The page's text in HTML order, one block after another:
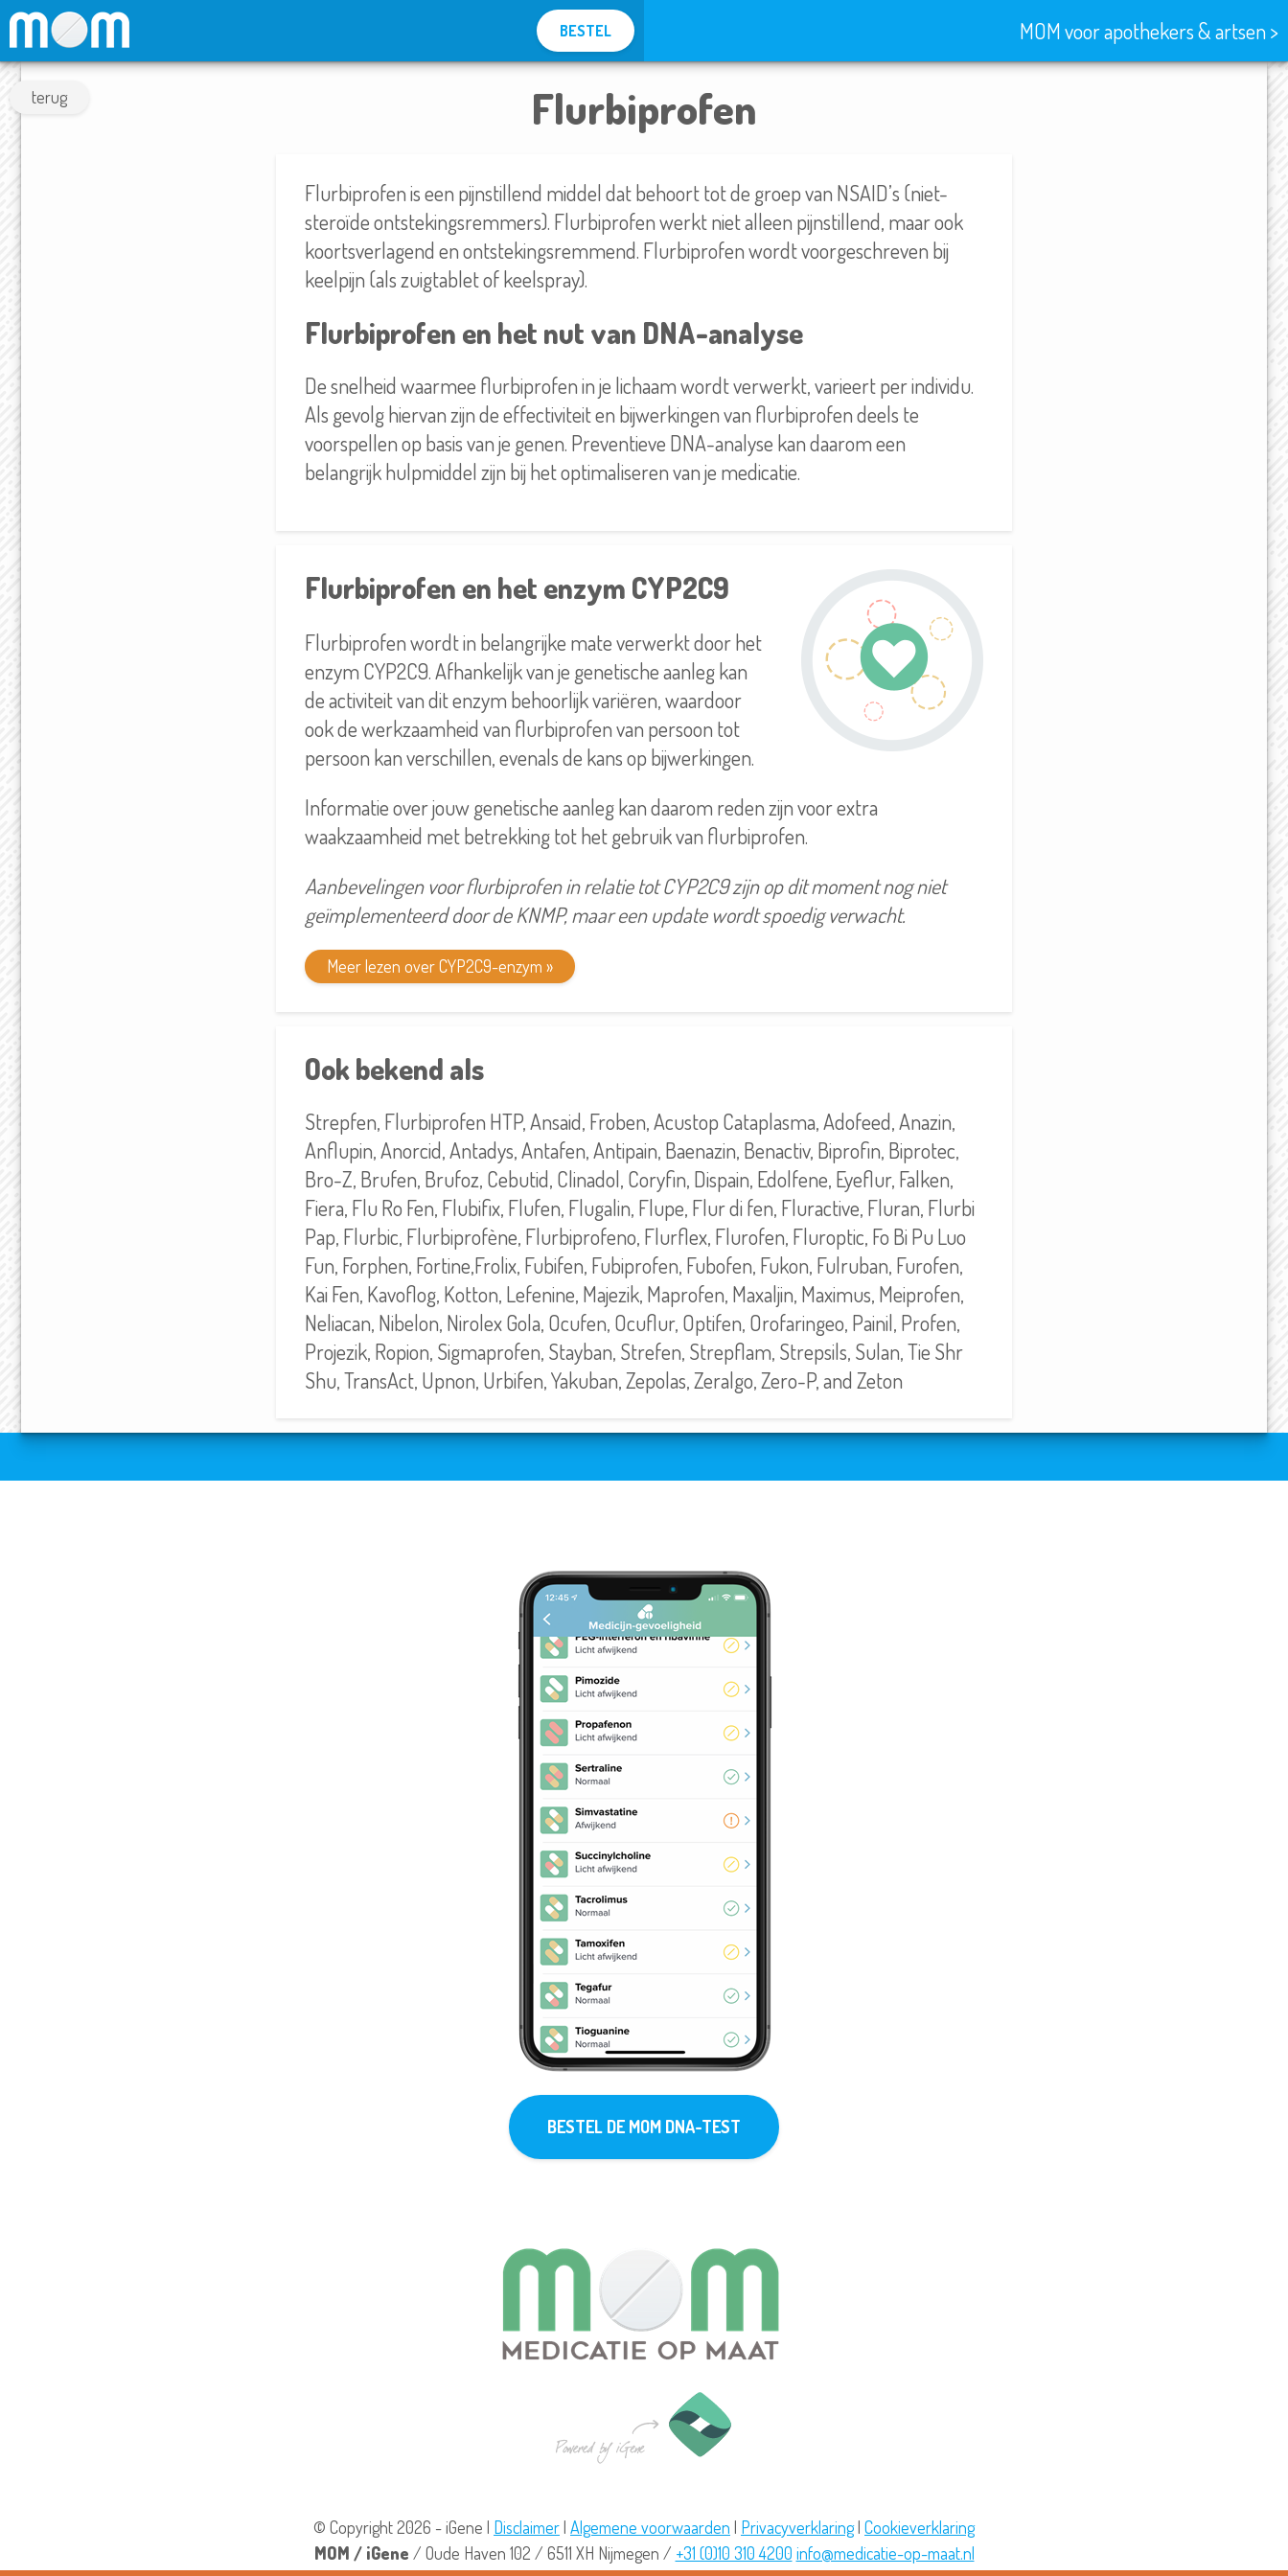
BESTEL MOM voor apothekers & artsen >
terug Flurbiprofen
Flurbiprofen is een pijnstillend middel dat behoort tot de groep van NSAID’s (niet-
steroïde ontstekingsremmers). Flurbiprofen werkt niet alleen pijnstillend, maar ook
koortsverlagend en ontstekingsremmend. Flurbiprofen wordt voorgeschreven bij
keelpijn (als zuigtablet of keelspray).
Flurbiprofen en het nut van DNA-analyse
De snelheid waarmee flurbiprofen in je lichaam wordt verwerkt, varieert per individu.
Als gevolg hiervan zijn de effectiviteit en bijwerkingen van flurbiprofen deels te
voorspellen op basis van je genen. Preventieve DNA-analyse kan daarom een
belangrijk hulpmiddel zijn bij het optimaliseren van je medicatie.
Flurbiprofen en het enzym CYP2C9
Flurbiprofen wordt in belangrijke mate verwerkt door het
enzym CYP2C9. Afhankelijk van je genetische aanleg kan
de activiteit van dit enzym behoorlijk variëren, waardoor
ook de werkzaamheid van flurbiprofen van persoon tot
persoon kan verschillen, evenals de kans op bijwerkingen.
Informatie over jouw genetische aanleg kan daarom reden zijn voor extra
waakzaamheid met betrekking tot het gebruik van flurbiprofen.
Aanbevelingen voor flurbiprofen in relatie tot CYP2C9 zijn op dit moment nog niet
geïmplementeerd door de KNMP, maar een update wordt spoedig verwacht.
Meer lezen over CYP2C9-enzym »
Ook bekend als
Strepfen, Flurbiprofen HTP, Ansaid, Froben, Acustop Cataplasma, Adofeed, Anazin,
Anflupin, Anorcid, Antadys, Antafen, Antipain, Baenazin, Benactiv, Biprofin, Biprotec,
Bro-Z, Brufen, Brufoz, Cebutid, Clinadol, Coryfin, Dispain, Edolfene, Eyeflur, Falken,
Fiera, Flu Ro Fen, Flubifix, Flufen, Flugalin, Flupe, Flur di fen, Fluractive, Fluran, Flurbi
Pap, Flurbic, Flurbiprofène, Flurbiprofeno, Flurflex, Flurofen, Fluroptic, Fo Bi Pu Luo
Fun, Forphen, Fortine,Frolix, Fubifen, Fubiprofen, Fubofen, Fukon, Fulruban, Furofen,
Kai Fen, Kavoflog, Kotton, Lefenine, Majezik, Maprofen, Maxaljin, Maximus, Meiprofen,
Neliacan, Nibelon, Nirolex Gola, Ocufen, Ocuflur, Optifen, Orofaringeo, Painil, Profen,
Projezik, Ropion, Sigmaprofen, Stayban, Strefen, Strepflam, Strepsils, Sulan, Tie Shr
Shu, TransAct, Upnon, Urbifen, Yakuban, Zepolas, Zeralgo, Zero-P, and Zeton
BESTEL DE MOM DNA-TEST
© Copyright 2026 - iGene | Disclaimer| Algemene voorwaarden | Privacyverklaring| Cookieverklaring
MOM / iGene / Oude Haven 102 / 6511 XH Nijmegen / +31 (0)10 310 4200 info@medicatie-op-maat.nl